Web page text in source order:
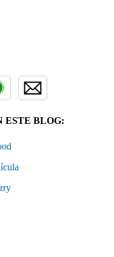
ESTE BLOG: